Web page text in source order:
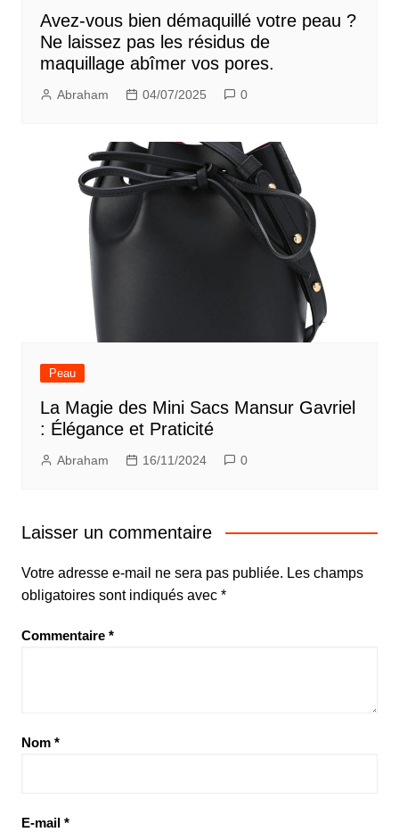
Avez-vous bien démaquillé votre peau ?
Ne laissez pas les résidus de
maquillage abîmer vos pores.
Abraham 04/07/2025 0
Peau
La Magie des Mini Sacs Mansur Gavriel
: Élégance et Praticité
Abraham 16/11/2024 0
Laisser un commentaire
Votre adresse e-mail ne sera pas publiée. Les champs
obligatoires sont indiqués avec *
Commentaire *
Nom *
E-mail *